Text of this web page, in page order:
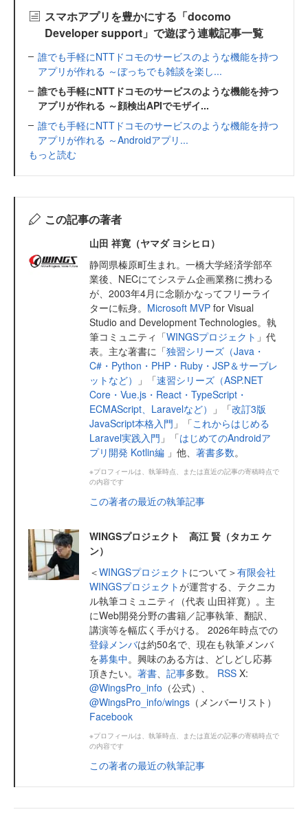
スマホアプリを豊かにする「docomo
Developer support」で遊ぼう連載記事一覧
誰でも手軽にNTTドコモのサービスのような機能を持つ
アプリが作れる ～ぼっちでも雑談を楽し...
誰でも手軽にNTTドコモのサービスのような機能を持つ
アプリが作れる ～顔検出APIでモザイ...
誰でも手軽にNTTドコモのサービスのような機能を持つ
アプリが作れる ～Androidアプリ...
もっと読む
この記事の著者
山田 祥寛（ヤマダ ヨシヒロ）
静岡県榛原町生まれ。一橋大学経済学部卒
業後、NECにてシステム企画業務に携わる
が、2003年4月に念願かなってフリーライ
ターに転身。 Microsoft MVP for Visual
Studio and Development Technologies。執
筆コミュニティ「WINGSプロジェクト 」代
表。主な著書に「独習シリーズ（Java・
C#・Python・PHP・Ruby・JSP＆サーブレ
ットなど）
」「速習シリーズ（ASP.NET
Core・Vue.js・React・TypeScript・
ECMAScript、Laravelなど）
」「改訂3版
JavaScript本格入門 」「これからはじめる
Laravel実践入門 」「はじめてのAndroidア
プリ開発 Kotlin編 」他、 著書多数。
※プロフィールは、執筆時点、または直近の記事の寄稿時点で
の内容です
この著者の最近の執筆記事
WINGSプロジェクト 高江 賢（タカエ ケ
ン）
＜WINGSプロジェクト について＞有限会社
WINGSプロジェクトが運営する、テクニカ
ル執筆コミュニティ（代表 山田祥寛）。主
にWeb開発分野の書籍／記事執筆、翻訳、
講演等を幅広く手がける。 2026年時点での
登録メンバは約50名で、現在も執筆メンバ
を募集中。興味のある方は、どしどし応募
頂きたい。 著書 記事多数。 RSS X:
@WingsPro_info （公式）、
@WingsPro_info/wings （メンバーリスト）
Facebook
※プロフィールは、執筆時点、または直近の記事の寄稿時点で
の内容です
この著者の最近の執筆記事